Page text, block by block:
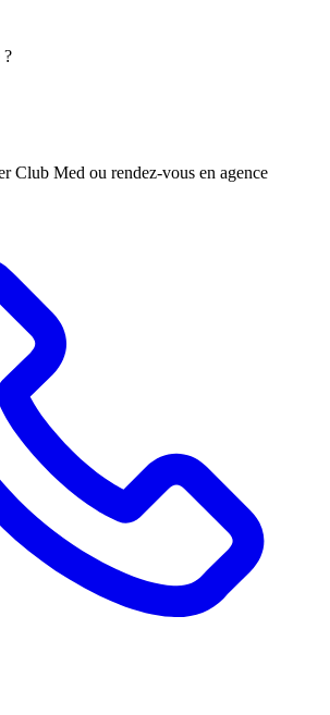
?
Club Med ou rendez-vous en agence